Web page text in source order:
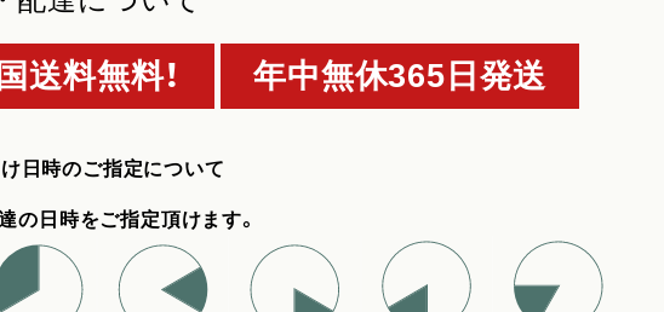
送料無料！ 年中無休365日発送
日時のご指定について
の日時をご指定頂けます。